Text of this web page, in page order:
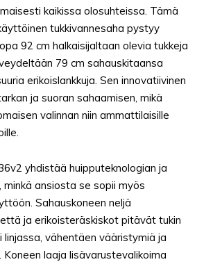
kaikissa olosuhteissa. Tämä
tukkivannesaha pystyy
92 cm halkaisijaltaan olevia tukkeja
79 cm sahauskitaansa
erikoislankkuja. Sen innovatiivinen
ja suoran sahaamisen, mikä
valinnan niin ammattilaisille
yhdistää huipputeknologian ja
ansiosta se sopii myös
Sahauskoneen neljä
ja erikoisteräskiskot pitävät tukin
vähentäen vääristymiä ja
Koneen laaja lisävarustevalikoima